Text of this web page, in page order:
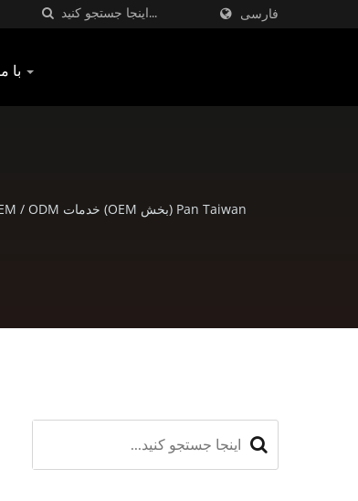
فارسی
Pan Taiwan (بخش OEM) خدمات OEM / ODM و راه‌حل‌های کامل برای قطعات دوچرخه و محصولات خارج از منزل را ارائه می‌دهد و ما همچنین محصولات آماده با کیفیت عالی ارائه می‌کنیم.